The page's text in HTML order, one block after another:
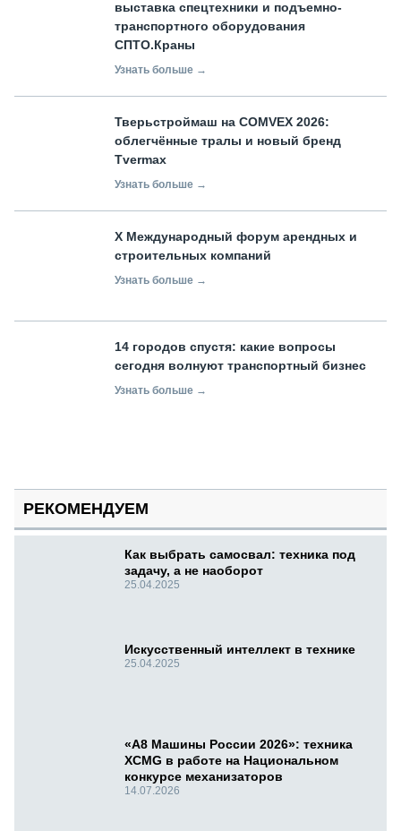
выставка спецтехники и подъемно-
транспортного оборудования
СПТО.Краны
Узнать больше →
Тверьстроймаш на COMVEX 2026:
облегчённые тралы и новый бренд
Tvermax
Узнать больше →
X Международный форум арендных и
строительных компаний
Узнать больше →
14 городов спустя: какие вопросы
сегодня волнуют транспортный бизнес
Узнать больше →
РЕКОМЕНДУЕМ
Как выбрать самосвал: техника под
задачу, а не наоборот
25.04.2025
Искусственный интеллект в технике
25.04.2025
«А8 Машины России 2026»: техника
XCMG в работе на Национальном
конкурсе механизаторов
14.07.2026